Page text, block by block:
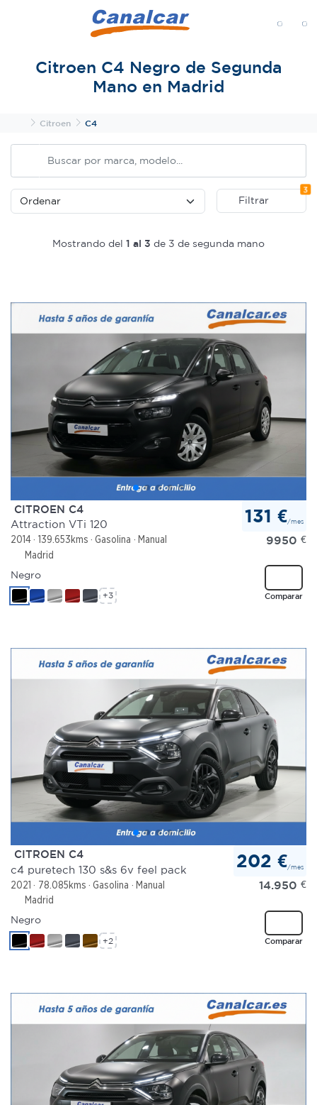
Citroen C4 Negro de Segunda
Mano en Madrid
InicioCitroen C4
Filtrar
3
Mostrando del 1 al 3 de 3 de segunda mano
CITROEN C4
Attraction VTi 120
2014 139.653kms Gasolina
Manual
Madrid
131 €/mes
9950 €
Comparar
Negro
+3
CITROEN C4
c4 puretech 130 s&s 6v feel pack
2021 78.085kms Gasolina
Manual
Madrid
202 €/mes
14.950 €
Comparar
Negro
+2